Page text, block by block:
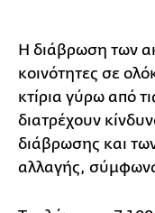
Η διάβρωση των
κοινότητες σε
κτίρια γύρω από
διατρέχουν
διάβρωσης και
αλλαγής,